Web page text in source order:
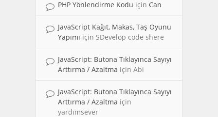
PHP Yönlendirme Kodu için Can
JavaScript Kağıt, Makas, Taş Oyunu
Yapımı için SDevelop code shere
JavaScript: Butona Tıklayınca Sayıyı
Arttırma / Azaltma için Abi
JavaScript: Butona Tıklayınca Sayıyı
Arttırma / Azaltma için
yardımsever